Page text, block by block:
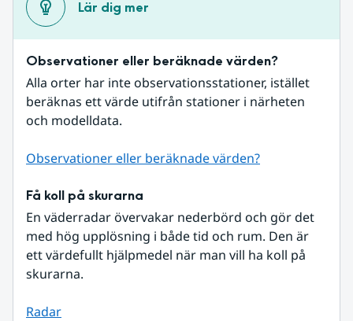
Lär dig mer
Observationer eller beräknade värden?
Alla orter har inte observationsstationer, istället
beräknas ett värde utifrån stationer i närheten
och modelldata.
Observationer eller beräknade värden?
Få koll på skurarna
En väderradar övervakar nederbörd och gör det
med hög upplösning i både tid och rum. Den är
ett värdefullt hjälpmedel när man vill ha koll på
skurarna.
Radar